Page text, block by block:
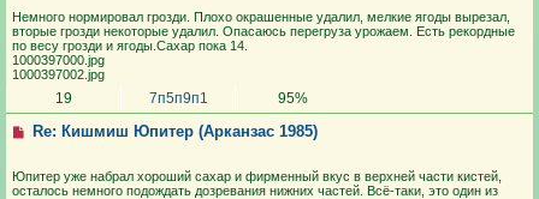
Немного нормировал грозди. Плохо окрашенные удалил, мелкие ягоды вырезал,
вторые грозди некоторые удалил. Опасаюсь перегруза урожаем. Есть рекордные
по весу грозди и ягоды.Сахар пока 14.
1000397000.jpg
1000397002.jpg
19 7п5п9п1 95%
Re: Кишмиш Юпитер (Арканзас 1985)
Юпитер уже набрал хороший сахар и фирменный вкус в верхней части кистей,
осталось немного подождать дозревания нижних частей. Всё-таки, это один из